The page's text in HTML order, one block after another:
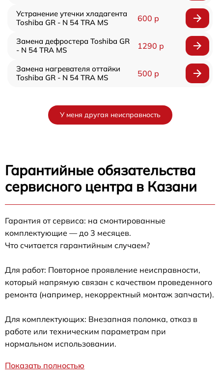
Устранение утечки хладагента
Toshiba GR - N 54 TRA MS
600 р
Замена дефростера Toshiba GR
- N 54 TRA MS
1290 р
Замена нагревателя оттайки
Toshiba GR - N 54 TRA MS
500 р
У меня другая неисправность
Гарантийные обязательства
сервисного центра в Казани
Гарантия от сервиса: на смонтированные
комплектующие — до 3 месяцев.
Что считается гарантийным случаем?
Для работ: Повторное проявление неисправности,
который напрямую связан с качеством проведенного
ремонта (например, некорректный монтаж запчасти).
Для комплектующих: Внезапная поломка, отказ в
работе или техническим параметрам при
нормальном использовании.
Показать полностью